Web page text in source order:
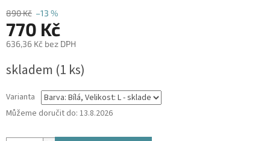
890 Kč –13 %
770 Kč
636,36 Kč bez DPH
cena:
skladem (1 ks)
Varianta
Můžeme doručit do: 13.8.2026